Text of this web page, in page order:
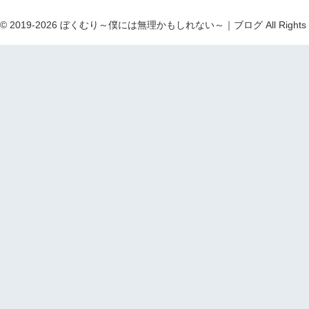
2019-2026 ぼくむり～僕には無理かもしれない～｜ブログ All Rights